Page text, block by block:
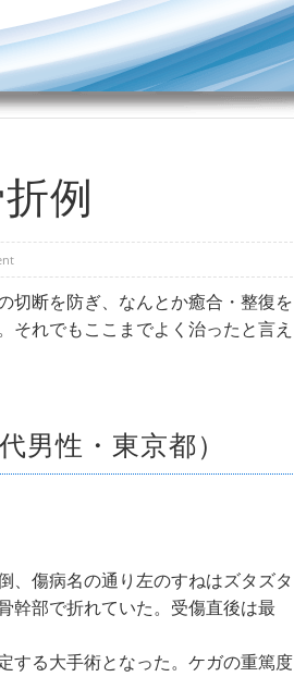
例
切断を防ぎ、なんとか癒合・整復を
それでもここまでよく治ったと言え
男性・東京都）
、傷病名の通り左のすねはズタズタ
幹部で折れていた。受傷直後は最
する大手術となった。ケガの重篤度